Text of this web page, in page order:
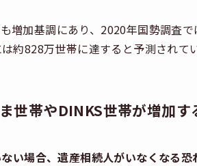
増加基調にあり、2020年国勢調査
約828万世帯に達すると予測されてい
世帯やDINKS世帯が増加
い場合、遺産相続人がいなくなる恐